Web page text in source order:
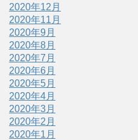
2020年12月
2020年11月
2020年9月
2020年8月
2020年7月
2020年6月
2020年5月
2020年4月
2020年3月
2020年2月
2020年1月